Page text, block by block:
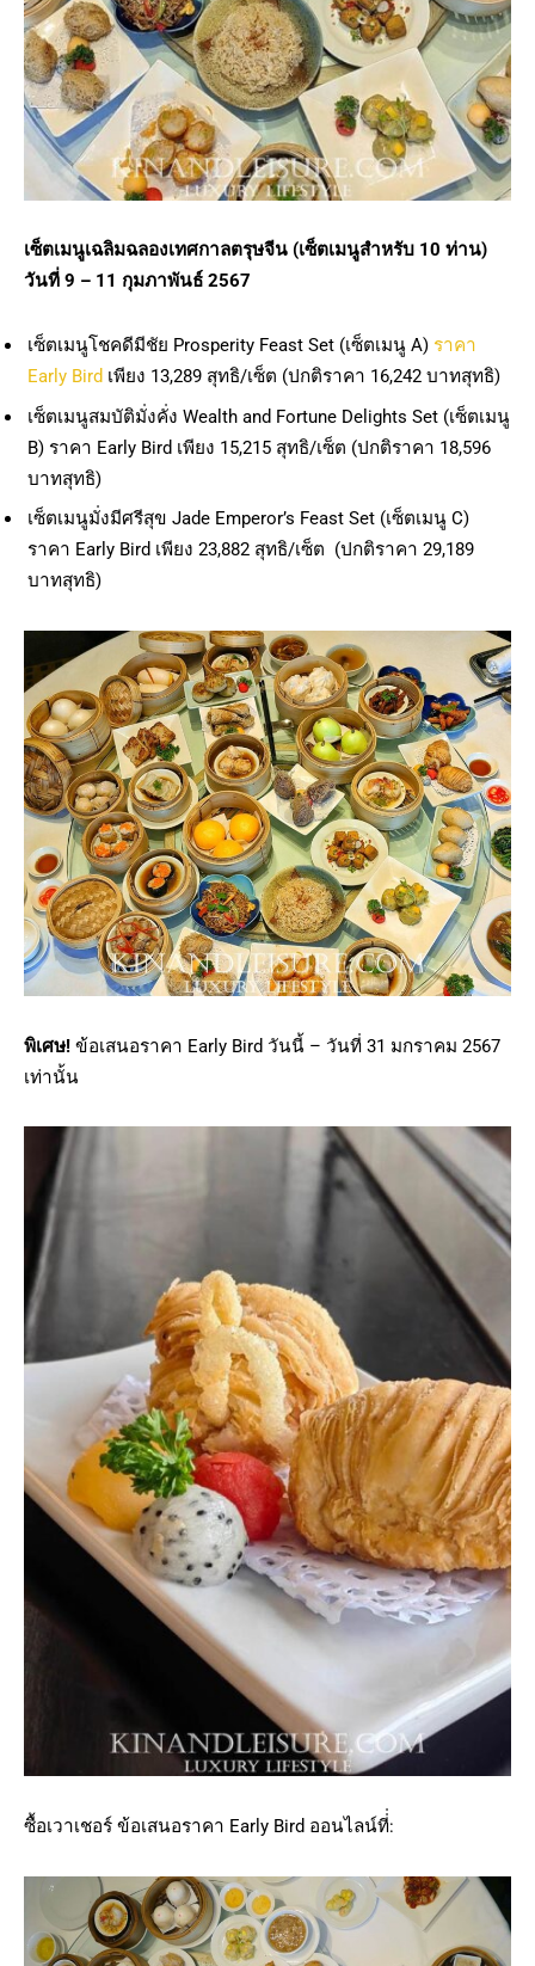
เซ็ตเมนูเฉลิมฉลองเทศกาลตรุษจีน (เซ็ตเมนูสำหรับ 10 ท่าน)
วันที่ 9 – 11 กุมภาพันธ์ 2567
เซ็ตเมนูโชคดีมีชัย Prosperity Feast Set (เซ็ตเมนู A) ราคา
Early Bird เพียง 13,289 สุทธิ/เซ็ต (ปกติราคา 16,242 บาทสุทธิ)
เซ็ตเมนูสมบัติมั่งคั่ง Wealth and Fortune Delights Set (เซ็ตเมนู
B) ราคา Early Bird เพียง 15,215 สุทธิ/เซ็ต (ปกติราคา 18,596
บาทสุทธิ)
เซ็ตเมนูมั่งมีศรีสุข Jade Emperor’s Feast Set (เซ็ตเมนู C)
ราคา Early Bird เพียง 23,882 สุทธิ/เซ็ต (ปกติราคา 29,189
บาทสุทธิ)
พิเศษ! ข้อเสนอราคา Early Bird วันนี้ – วันที่ 31 มกราคม 2567
เท่านั้น
ซื้อเวาเชอร์ ข้อเสนอราคา Early Bird ออนไลน์ที่่: